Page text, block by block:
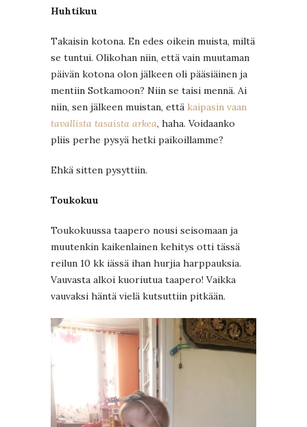
Huhtikuu
Takaisin kotona. En edes oikein muista, miltä
se tuntui. Olikohan niin, että vain muutaman
päivän kotona olon jälkeen oli pääsiäinen ja
mentiin Sotkamoon? Niin se taisi mennä. Ai
niin, sen jälkeen muistan, että kaipasin vaan
tavallista tasaista arkea, haha. Voidaanko
pliis perhe pysyä hetki paikoillamme?
Ehkä sitten pysyttiin.
Toukokuu
Toukokuussa taapero nousi seisomaan ja
muutenkin kaikenlainen kehitys otti tässä
reilun 10 kk iässä ihan hurjia harppauksia.
Vauvasta alkoi kuoriutua taapero! Vaikka
vauvaksi häntä vielä kutsuttiin pitkään.